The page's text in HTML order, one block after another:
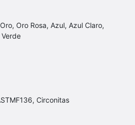
Oro Rosa, Azul, Azul Claro,
Circonitas